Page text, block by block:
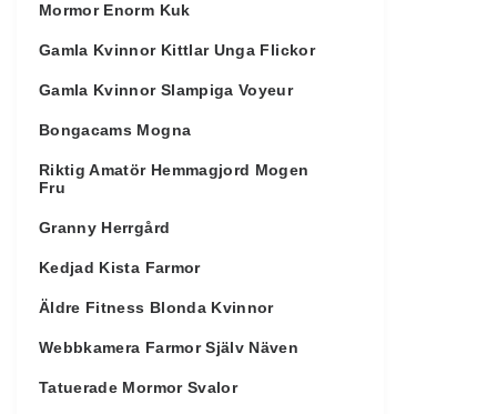
Mormor Enorm Kuk
Gamla Kvinnor Kittlar Unga Flickor
Gamla Kvinnor Slampiga Voyeur
Bongacams Mogna
Riktig Amatör Hemmagjord Mogen
Fru
Granny Herrgård
Kedjad Kista Farmor
Äldre Fitness Blonda Kvinnor
Webbkamera Farmor Själv Näven
Tatuerade Mormor Svalor